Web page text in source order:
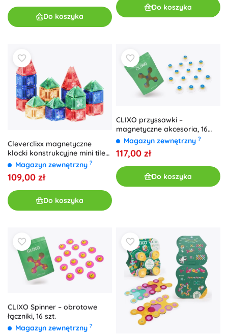
Do koszyka
Do koszyka
Cleverclixx magnetyczne
klocki konstrukcyjne mini tiles
intense pack 28 szt.
Magazyn zewnętrzny ?
109,00 zł
Do koszyka
CLIXO przyssawki –
magnetyczne akcesoria, 16
szt.Magazyn zewnętrzny ?
117,00 zł
Do koszyka
CLIXO Spinner – obrotowe
łączniki, 16 szt.
Magazyn zewnętrzny ?